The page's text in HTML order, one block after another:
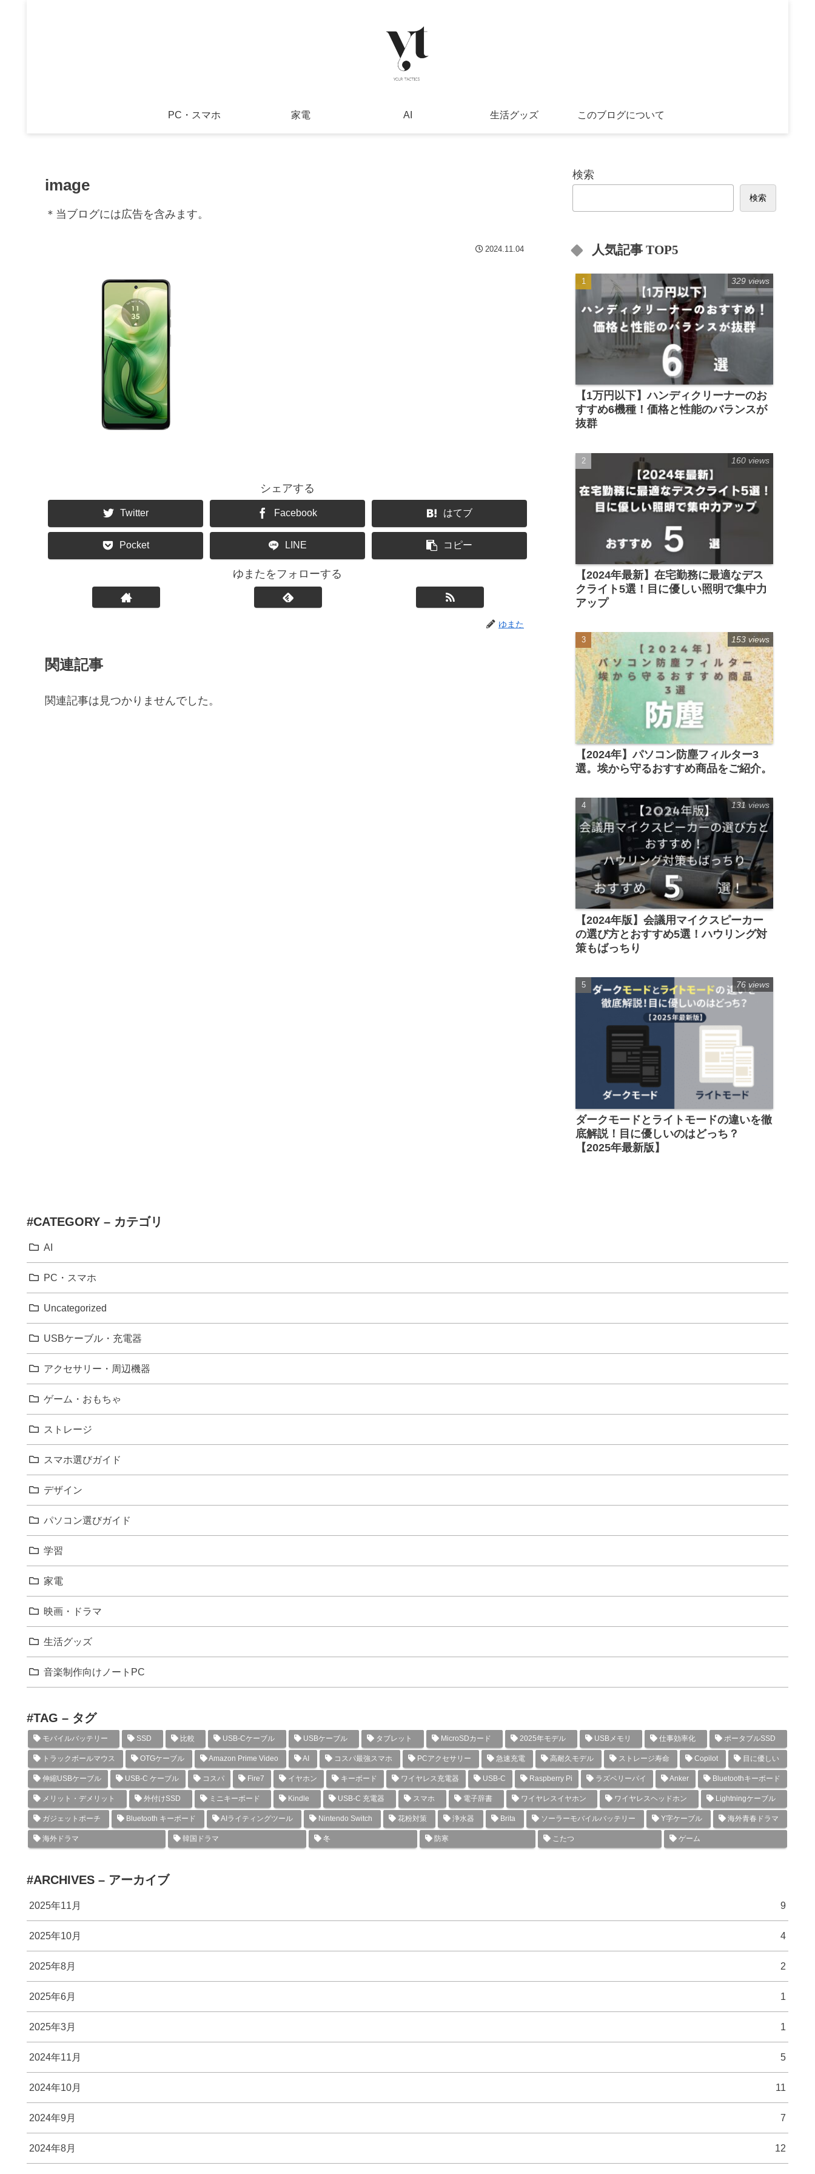
PC・スマホ 家電 AI 生活グッズ このブログについて
image
＊当ブログには広告を含みます。
2024.11.04
シェアする
Twitter Facebook はてブ
Pocket LINE コピー
ゆまたをフォローする
ゆまた
関連記事
関連記事は見つかりませんでした。
検索
検索
人気記事 TOP5
【1万円以下】ハンディクリーナーのお
すすめ6機種！価格と性能のバランスが
抜群
329 views
【2024年最新】在宅勤務に最適なデス
クライト5選！目に優しい照明で集中力
アップ
160 views
【2024年】パソコン防塵フィルター3
選。埃から守るおすすめ商品をご紹介。
153 views
【2024年版】会議用マイクスピーカー
の選び方とおすすめ5選！ハウリング対
策もばっちり
131 views
ダークモードとライトモードの違いを徹
底解説！目に優しいのはどっち？
【2025年最新版】
76 views
#CATEGORY – カテゴリ
AI
PC・スマホ
Uncategorized
USBケーブル・充電器
アクセサリー・周辺機器
ゲーム・おもちゃ
ストレージ
スマホ選びガイド
デザイン
パソコン選びガイド
学習
家電
映画・ドラマ
生活グッズ
音楽制作向けノートPC
#TAG – タグ
モバイルバッテリー SSD 比較 USB-Cケーブル USBケーブル タブレット MicroSDカード 2025年モデル USBメモリ 仕事効率化 ポータブルSSD
トラックボールマウス OTGケーブル Amazon Prime Video AI コスパ最強スマホ PCアクセサリー 急速充電 高耐久モデル ストレージ寿命 Copilot 目に優しい
伸縮USBケーブル USB-C ケーブル コスパ Fire7 イヤホン キーボード ワイヤレス充電器 USB-C Raspberry Pi ラズベリーパイ Anker Bluetoothキーボード
メリット・デメリット 外付けSSD ミニキーボード Kindle USB-C 充電器 スマホ 電子辞書 ワイヤレスイヤホン ワイヤレスヘッドホン Lightningケーブル
ガジェットポーチ Bluetooth キーボード AIライティングツール Nintendo Switch 花粉対策 浄水器 Brita ソーラーモバイルバッテリー Y字ケーブル 海外青春ドラマ
海外ドラマ 韓国ドラマ 冬 防寒 こたつ ゲーム
#ARCHIVES – アーカイブ
2025年11月 9
2025年10月 4
2025年8月 2
2025年6月 1
2025年3月 1
2024年11月 5
2024年10月 11
2024年9月 7
2024年8月 12